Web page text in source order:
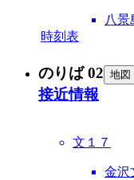
八景
時刻表
のりば 02 地図
接近情報
文１７
金沢